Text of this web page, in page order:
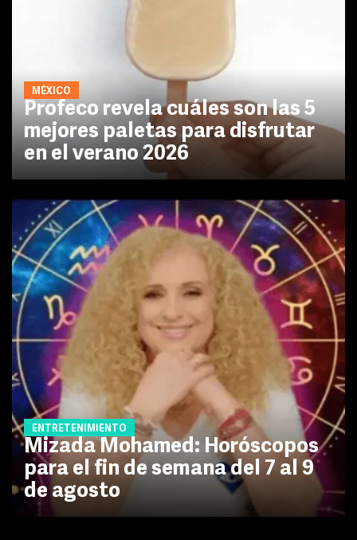
MÉXICO
Profeco revela cuáles son las 5
mejores paletas para disfrutar
en el verano 2026
ENTRETENIMIENTO
Mizada Mohamed: Horóscopos
para el fin de semana del 7 al 9
de agosto